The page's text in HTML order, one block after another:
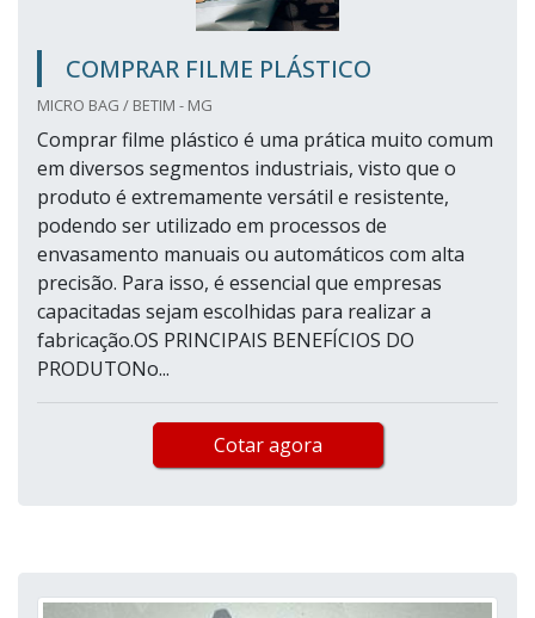
COMPRAR FILME PLÁSTICO
MICRO BAG / BETIM - MG
Comprar filme plástico é uma prática muito comum
em diversos segmentos industriais, visto que o
produto é extremamente versátil e resistente,
podendo ser utilizado em processos de
envasamento manuais ou automáticos com alta
precisão. Para isso, é essencial que empresas
capacitadas sejam escolhidas para realizar a
fabricação.OS PRINCIPAIS BENEFÍCIOS DO
PRODUTONo...
Cotar agora